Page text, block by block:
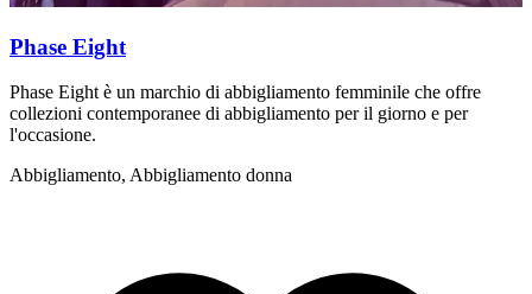
Phase Eight
Phase Eight è un marchio di abbigliamento femminile che offre
collezioni contemporanee di abbigliamento per il giorno e per
l'occasione.
Abbigliamento, Abbigliamento donna